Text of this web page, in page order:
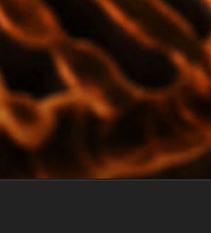
Tartalomhoz